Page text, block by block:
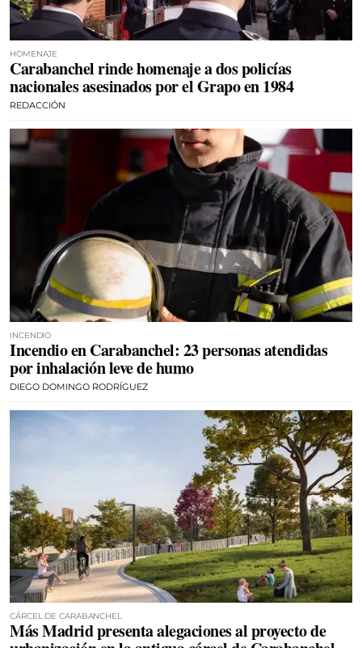
HOMENAJE
Carabanchel rinde homenaje a dos policías
nacionales asesinados por el Grapo en 1984
REDACCIÓN
INCENDIO
Incendio en Carabanchel: 23 personas atendidas
por inhalación leve de humo
DIEGO DOMINGO RODRÍGUEZ
CÁRCEL DE CARABANCHEL
Más Madrid presenta alegaciones al proyecto de